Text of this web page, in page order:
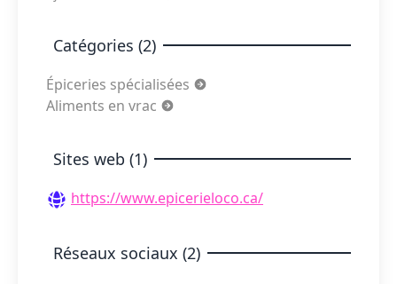
Catégories (2)
Épiceries spécialisées
Aliments en vrac
Sites web (1)
https://www.epicerieloco.ca/
Réseaux sociaux (2)